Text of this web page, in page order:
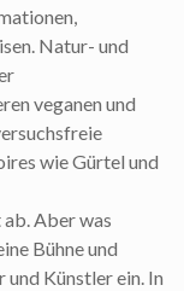
Natur- und
veganen und
wie Gürtel und
Aber was
Bühne und
und Künstler ein. In